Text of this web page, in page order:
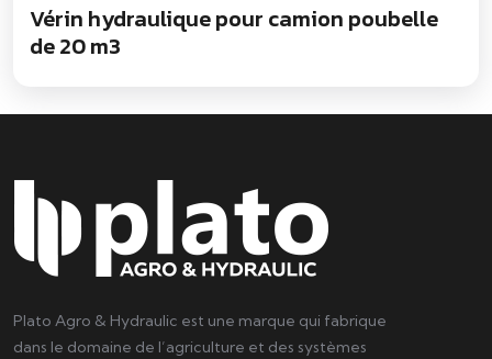
Vérin hydraulique pour camion poubelle
de 20 m3
Plato Agro & Hydraulic est une marque qui fabrique
dans le domaine de l’agriculture et des systèmes